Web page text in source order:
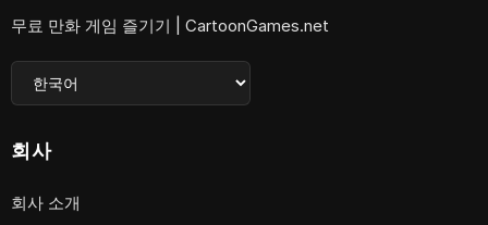
무료 만화 게임 즐기기 | CartoonGames.net
회사
회사 소개